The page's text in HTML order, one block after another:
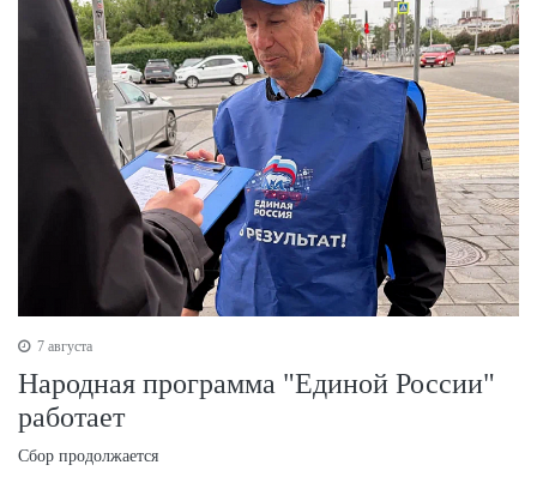
7 августа
Народная программа "Единой России"
работает
Сбор продолжается